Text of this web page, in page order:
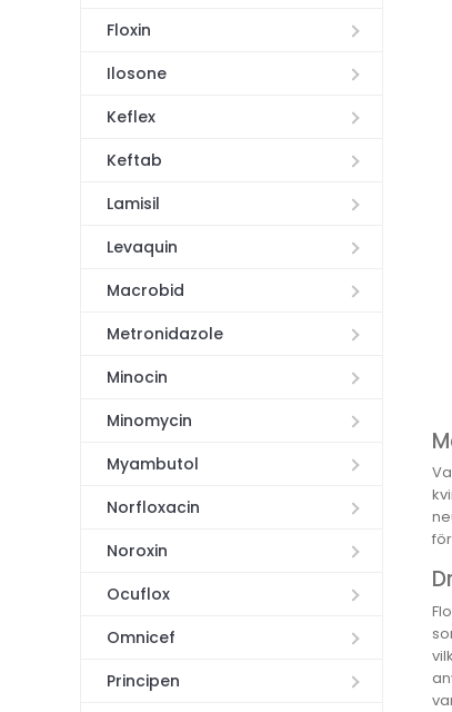
Floxin
Ilosone
Keflex
Keftab
Lamisil
Levaquin
Macrobid
Metronidazole
Minocin
Minomycin
Myambutol
Norfloxacin
Noroxin
Ocuflox
Omnicef
Principen